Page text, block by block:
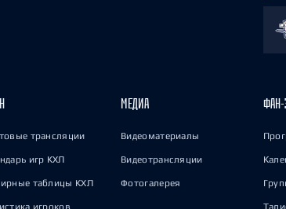
трансляции
игр КХЛ
таблицы КХЛ
игроков
МЕДИА
Видеоматериалы
Видеотрансляции
Фотогалерея
ФАН-